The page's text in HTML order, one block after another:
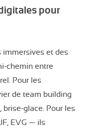
pour
immersives et des
chemin entre
Pour les
de team building
glace. Pour les
EVG — ils